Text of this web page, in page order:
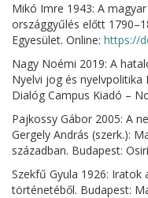
Mikó Imre 1943: A
országgyűlés előtt
Egyesület. Online: https://
Nagy Noémi 2019: A
Nyelvi jog és
Dialóg Campus Kiadó –
Pajkossy Gábor 2005: A
Gergely András (szerk.):
században. Budapest:
Szekfű Gyula 1926: Iratok
történetéből. Budapest: